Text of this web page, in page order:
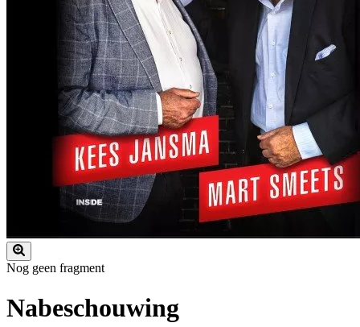
Nog geen fragment
Nabeschouwing